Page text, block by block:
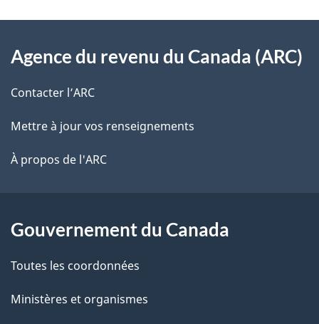
l
s
l
a
a
g
e
o
t
r
e
é
t
a
t
i
propos
de
ce
site
Agence du revenu du Canada (ARC)
Contacter l’ARC
Mettre à jour vos renseignements
À propos de l'ARC
Gouvernement du Canada
Toutes les coordonnées
Ministères et organismes